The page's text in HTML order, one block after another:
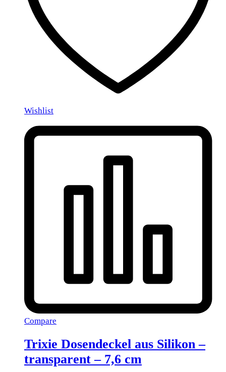
Wishlist
Compare
Trixie Dosendeckel aus Silikon –
transparent – 7,6 cm